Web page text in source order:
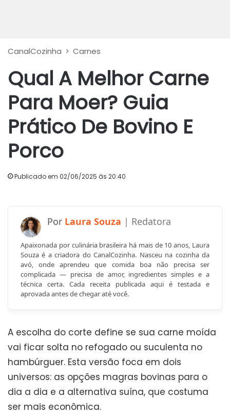
CanalCozinha > Carnes
Qual A Melhor Carne
Para Moer? Guia
Prático De Bovino E
Porco
Publicado em 02/06/2025 às 20:40
Laura Souza
Apaixonada por culinária brasileira há mais de 10 anos, Laura
Souza é a criadora do CanalCozinha. Nasceu na cozinha da
avó, onde aprendeu que comida boa não precisa ser
complicada — precisa de amor, ingredientes simples e a
técnica certa. Cada receita publicada aqui é testada e
aprovada antes de chegar até você.
A escolha do corte define se sua carne moída
vai ficar solta no refogado ou suculenta no
hambúrguer. Esta versão foca em dois
universos: as opções magras bovinas para o
dia a dia e a alternativa suína, que costuma
ser mais econômica.